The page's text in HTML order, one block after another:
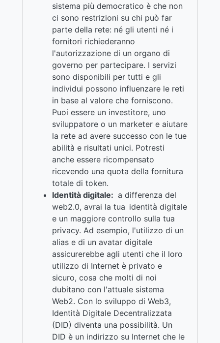
sistema più democratico è che non
ci sono restrizioni su chi può far
parte della rete: né gli utenti né i
fornitori richiederanno
l'autorizzazione di un organo di
governo per partecipare. I servizi
sono disponibili per tutti e gli
individui possono influenzare le reti
in base al valore che forniscono.
Puoi essere un investitore, uno
sviluppatore o un marketer e aiutare
la rete ad avere successo con le tue
abilità e risultati unici. Potresti
anche essere ricompensato
ricevendo una quota della fornitura
totale di token.
Identità digitale: a differenza del
web2.0, avrai la tua identità digitale
e un maggiore controllo sulla tua
privacy. Ad esempio, l'utilizzo di un
alias e di un avatar digitale
assicurerebbe agli utenti che il loro
utilizzo di Internet è privato e
sicuro, cosa che molti di noi
dubitano con l'attuale sistema
Web2. Con lo sviluppo di Web3,
Identità Digitale Decentralizzata
(DID) diventa una possibilità. Un
DID è un indirizzo su Internet che le